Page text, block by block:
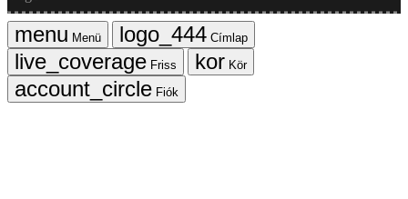
Menü
Címlap
Friss
Kör
Fiók